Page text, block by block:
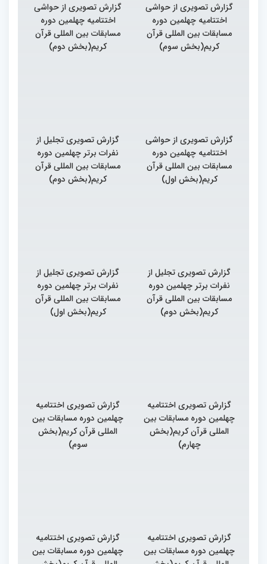
گزارش تصویری از حواشی
اختتامیه چهلمین دوره
مسابقات بین المللی قرآن
کریم(بخش سوم)
گزارش تصویری از حواشی
اختتامیه چهلمین دوره
مسابقات بین المللی قرآن
کریم(بخش دوم)
گزارش تصویری از حواشی
اختتامیه چهلمین دوره
مسابقات بین المللی قرآن
کریم(بخش اول)
گزارش تصویری تجلیل از
نفرات برتر چهلمین دوره
مسابقات بین المللی قرآن
کریم(بخش دوم)
گزارش تصویری تجلیل از
نفرات برتر چهلمین دوره
مسابقات بین المللی قرآن
کریم(بخش دوم)
گزارش تصویری تجلیل از
نفرات برتر چهلمین دوره
مسابقات بین المللی قرآن
کریم(بخش اول)
گزارش تصویری اختتامیه
چهلمین دوره مسابقات بین
المللی قرآن کریم(بخش
چهارم)
گزارش تصویری اختتامیه
چهلمین دوره مسابقات بین
المللی قرآن کریم(بخش
سوم)
گزارش تصویری اختتامیه
چهلمین دوره مسابقات بین
گزارش تصویری اختتامیه
چهلمین دوره مسابقات بین